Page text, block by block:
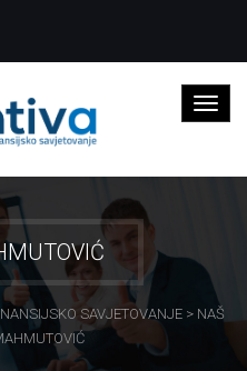
SAVJETOVANJE > NAŠ